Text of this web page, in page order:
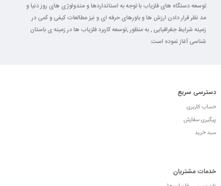
توسعه دستگاه های فلزیاب با توجه به استانداردها و متدولوژی های روز دنیا و
مد نظر قرار دادن ارزش ها و باورهای حرفه ای و نیز مطالعات کیفی و کمی در
زمینه شرایط جغرافیایی , به منظور ,توسعه کاربرد فلزیاب ها در زمینه ی باستان
شناسی آغاز نموده است.
دسترسی سریع
حساب کاربری
پیگیری سفارش
سبد خرید
خدمات مشتریان